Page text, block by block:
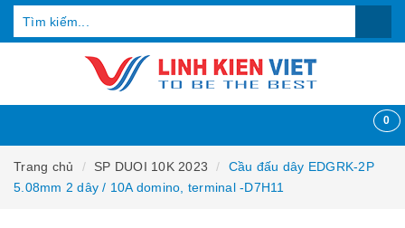
0
Trang chủ SP DUOI 10K 2023
Cầu đấu dây EDGRK-2P
5.08mm 2 dây / 10A domino, terminal -D7H11